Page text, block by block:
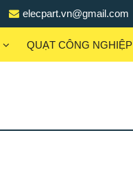
elecpart.vn@gmail.com
QUẠT CÔNG NGHIỆP